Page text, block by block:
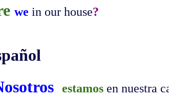
we in our house?
estamos en nuestra